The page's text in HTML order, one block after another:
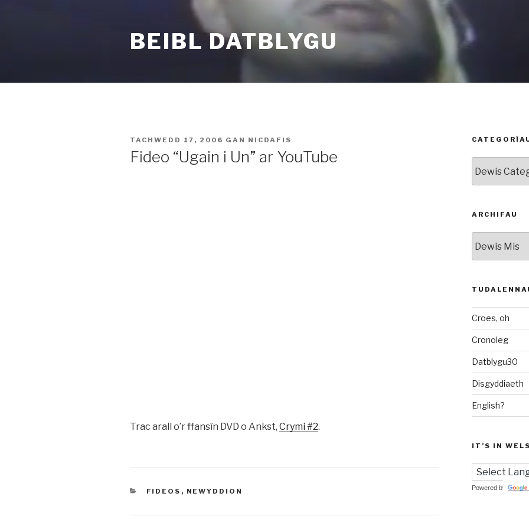
BEIBL DATBLYGU
COFNODWYD
TACHWEDD 17, 2006 GAN NICDAFIS
Fideo “Ugain i Un” ar YouTube
Trac arall o’r ffansîn DVD o Ankst, Crymi #2.
CATEGORÏAU
FIDEOS , NEWYDDION
ARCHIFAU
Croes, oh
Cronoleg
Datblygu30
Disgyddiaeth
English?
IT’S IN
Powered by